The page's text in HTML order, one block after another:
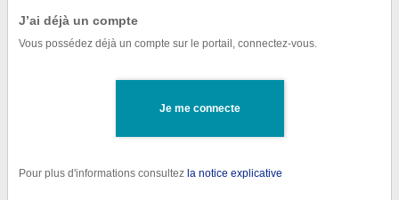
J’ai déjà un compte
Vous possédez déjà un compte sur le portail, connectez-vous.
Je me connecte
Pour plus d'informations consultezla notice explicative